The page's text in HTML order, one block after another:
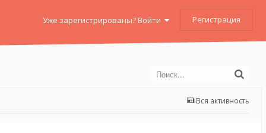
Уже зарегистрированы? Войти Регистрация
Вся активность